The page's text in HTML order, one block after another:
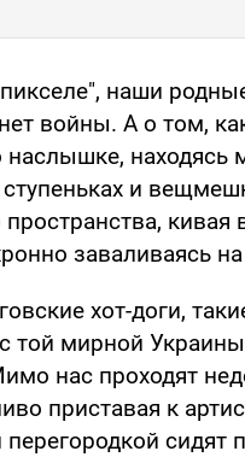
наши
войны. А о том,
находясь
и
кивая
заваливаясь
хот-доги,
той мирной
нас проходят
приставая к
перегородкой сидят